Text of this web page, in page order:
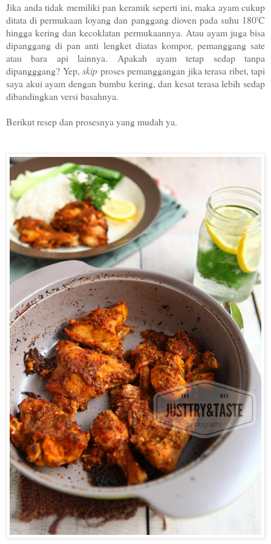
Jika anda tidak memiliki pan keramik seperti ini, maka ayam cukup
ditata di permukaan loyang dan panggang dioven pada suhu 180'C
hingga kering dan kecoklatan permukaannya. Atau ayam juga bisa
dipanggang di pan anti lengket diatas kompor, pemanggang sate
atau bara api lainnya. Apakah ayam tetap sedap tanpa
dipangggang? Yep, skip proses pemanggangan jika terasa ribet, tapi
saya akui ayam dengan bumbu kering, dan kesat terasa lebih sedap
dibandingkan versi basahnya.
Berikut resep dan prosesnya yang mudah ya.